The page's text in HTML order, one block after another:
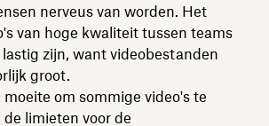
nerveus van worden. Het
van hoge kwaliteit tussen teams
zijn, want videobestanden
groot.
om sommige video's te
limieten voor de